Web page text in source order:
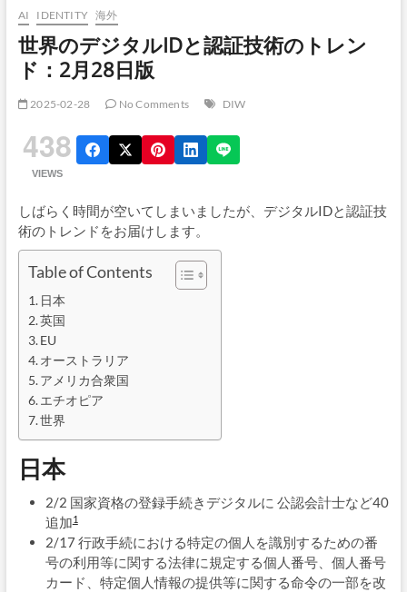
AI IDENTITY 海外
世界のデジタルIDと認証技術のトレン
ド：2月28日版
2025-02-28 No Comments DIW
438
VIEWS
しばらく時間が空いてしまいましたが、デジタルIDと認証技
術のトレンドをお届けします。
Table of Contents
日本
英国
EU
オーストラリア
アメリカ合衆国
エチオピア
世界
日本
2/2 国家資格の登録手続きデジタルに 公認会計士など40
追加1
2/17 行政手続における特定の個人を識別するための番
号の利用等に関する法律に規定する個人番号、個人番号
カード、特定個人情報の提供等に関する命令の一部を改